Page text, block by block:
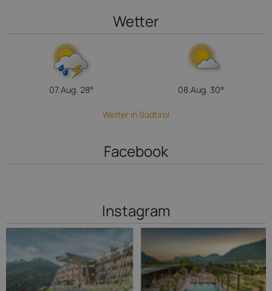
Wetter
07.Aug. 28° 08.Aug. 30°
Wetter in Südtirol
Facebook
Instagram